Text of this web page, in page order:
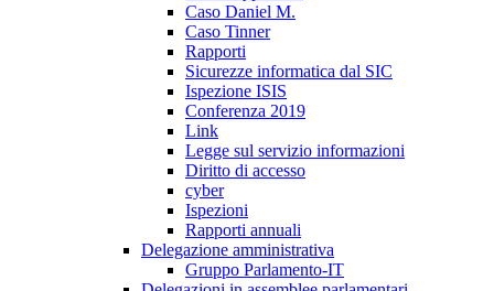
Caso Daniel M.
Caso Tinner
Rapporti
Sicurezze informatica dal SIC
Ispezione ISIS
Conferenza 2019
Link
Legge sul servizio informazioni
Diritto di accesso
cyber
Ispezioni
Rapporti annuali
Delegazione amministrativa
Gruppo Parlamento-IT